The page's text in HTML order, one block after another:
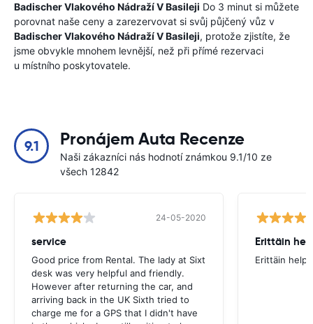
Badischer Vlakového Nádraží V Basileji Do 3 minut si můžete
porovnat naše ceny a zarezervovat si svůj půjčený vůz v
Badischer Vlakového Nádraží V Basileji, protože zjistíte, že
jsme obvykle mnohem levnější, než při přímé rezervaci
u místního poskytovatele.
9.1 Pronájem Auta Recenze
Naši zákazníci nás hodnotí známkou 9.1/10 ze
všech 12842
24-05-2020
service
Good price from Rental. The lady at Sixt
desk was very helpful and friendly.
However after returning the car, and
arriving back in the UK Sixth tried to
charge me for a GPS that I didn't have
Erittäin
Erittäin